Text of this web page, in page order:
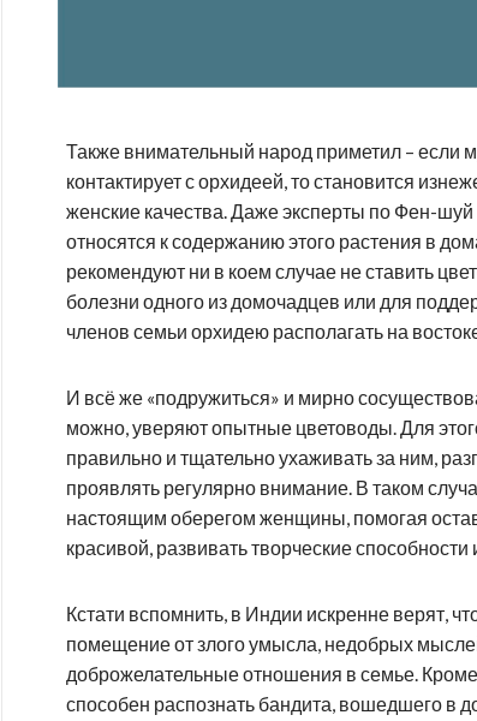
Также внимательный народ приметил – если
контактирует с орхидеей, то становится
женские качества. Даже эксперты по Фен-шуй
относятся к содержанию этого растения в
рекомендуют ни в коем случае не ставить
болезни одного из домочадцев или для
членов семьи орхидею располагать на
И всё же «подружиться» и мирно
можно, уверяют опытные цветоводы. Для
правильно и тщательно ухаживать за ним,
проявлять регулярно внимание. В таком
настоящим оберегом женщины, помогая
красивой, развивать творческие способности
Кстати вспомнить, в Индии искренне верят,
помещение от злого умысла, недобрых
доброжелательные отношения в семье. Кроме
способен распознать бандита, вошедшего в